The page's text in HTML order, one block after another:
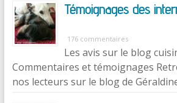
Témoignages des
176 commentaires
Les avis sur le blog
Commentaires et témoignages
nos lecteurs sur le blog de